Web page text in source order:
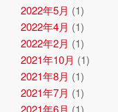
2022年5月 (1)
2022年4月 (1)
2022年2月 (1)
2021年10月 (1)
2021年8月 (1)
2021年7月 (1)
2021年6月 (1)